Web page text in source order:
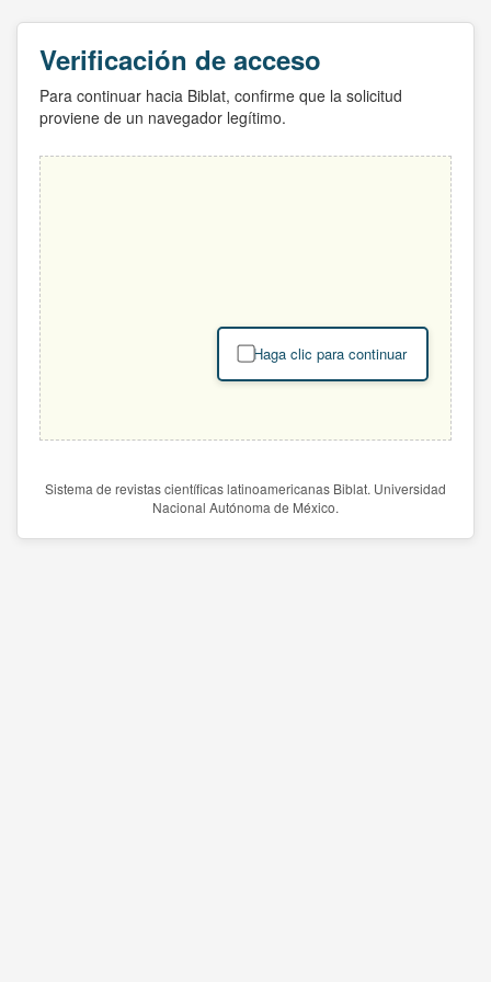
Verificación de acceso
Para continuar hacia Biblat, confirme que la solicitud
proviene de un navegador legítimo.
Haga clic para continuar
Sistema de revistas científicas latinoamericanas Biblat. Universidad
Nacional Autónoma de México.